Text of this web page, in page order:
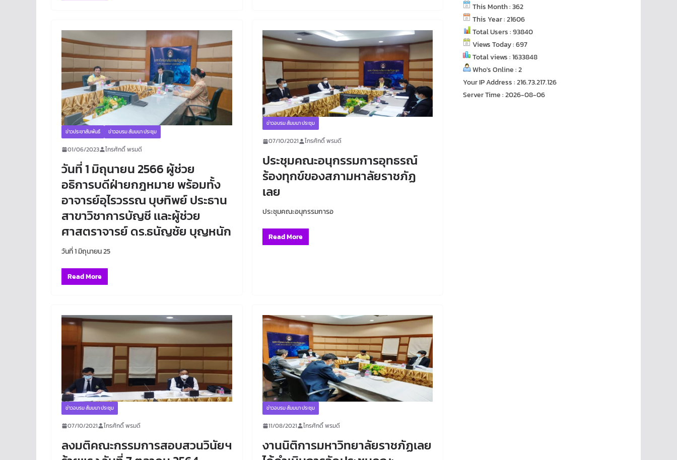
ข่าวประชาสัมพันธ์ ข่าวอบรม สัมมนา ประชุม
01/06/2023 ไกรศักดิ์ พรมดี
วันที่ 1 มิถุนายน 2566 ผู้ช่วย
อธิการบดีฝ่ายกฎหมาย พร้อมทั้ง
อาจารย์อุไรวรรณ บุษทิพย์ ประธาน
สาขาวิชาการบัญชี เเละผู้ช่วย
ศาสตราจารย์ ดร.ธนัญชัย บุญหนัก
วันที่ 1 มิถุนายน 25
Read More
ข่าวอบรม สัมมนา ประชุม
07/10/2021 ไกรศักดิ์ พรมดี
ประชุมคณะอนุกรรมการอุทธรณ์
ร้องทุกข์ของสภามหาลัยราชภัฏ
เลย
ประชุมคณะอนุกรรมการอ
Read More
ข่าวอบรม สัมมนา ประชุม
07/10/2021 ไกรศักดิ์ พรมดี
ลงมติคณะกรรมการสอบสวนวินัยฯ
ข่าวอบรม สัมมนา ประชุม
11/08/2021 ไกรศักดิ์ พรมดี
งานนิติการมหาวิทยาลัยราชภัฏเลย
This Month : 362
This Year : 21606
Total Users : 93840
Views Today : 697
Total views : 1633848
Who's Online : 2
Your IP Address : 216.73.217.126
Server Time : 2026-08-06